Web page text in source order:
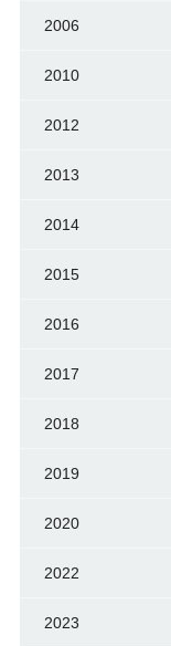
2006
2010
2012
2013
2014
2015
2016
2017
2018
2019
2020
2022
2023